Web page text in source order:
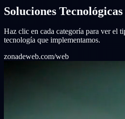
Soluciones
Haz clic en cada categoría para ver el
tecnología que implementamos.
zonadeweb.com/web